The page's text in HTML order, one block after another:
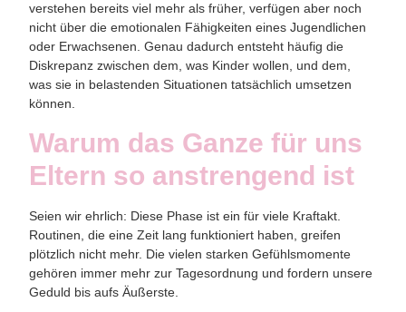
verstehen bereits viel mehr als früher, verfügen aber noch
nicht über die emotionalen Fähigkeiten eines Jugendlichen
oder Erwachsenen. Genau dadurch entsteht häufig die
Diskrepanz zwischen dem,was Kinder wollen, und dem,
was sie in belastenden Situationentatsächlich umsetzen
können.
Warum das Ganze für uns
Eltern so anstrengend ist
Seien wir ehrlich: Diese Phase ist ein für viele Kraftakt.
Routinen, die eine Zeit lang funktioniert haben, greifen
plötzlich nicht mehr. Die vielen starken Gefühlsmomente
gehören immer mehr zur Tagesordnung und fordern unsere
Geduld bis aufs Äußerste.